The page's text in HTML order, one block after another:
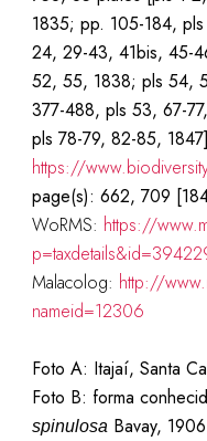
1835; pp. 105-184,
24, 29-43, 41bis, 45-
52, 55, 1838; pls 54,
377-488, pls 53, 67-
pls 78-79, 82-85,
https://
page(s): 662, 709
WoRMS: https://
Malacolog: http://
nameid=12306
Foto A: Itajaí, Santa
Foto B: forma
spinulosaBavay,